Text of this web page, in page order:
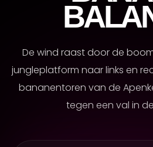
De wind raast door de
jungleplatform naar links en
bananentoren van de
tegen een val in